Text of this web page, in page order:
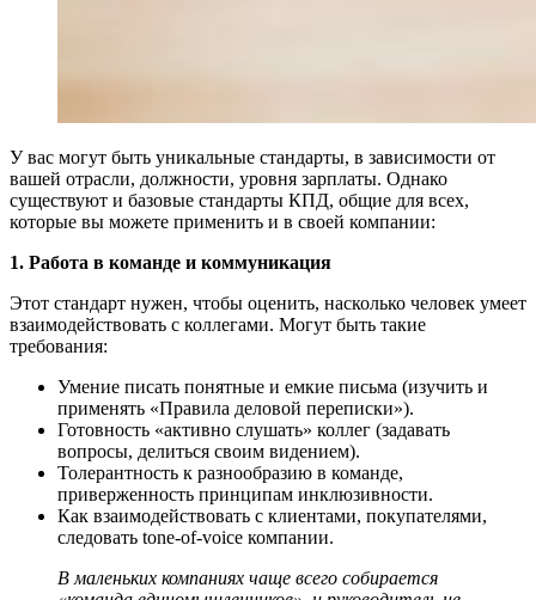
У вас могут быть уникальные стандарты, в зависимости от
вашей отрасли, должности, уровня зарплаты. Однако
существуют и базовые стандарты КПД, общие для всех,
которые вы можете применить и в своей компании:
1. Работа в команде и коммуникация
Этот стандарт нужен, чтобы оценить, насколько человек умеет
взаимодействовать с коллегами. Могут быть такие
требования:
Умение писать понятные и емкие письма (изучить и
применять «Правила деловой переписки»).
Готовность «активно слушать» коллег (задавать
вопросы, делиться своим видением).
Толерантность к разнообразию в команде,
приверженность принципам инклюзивности.
Как взаимодействовать с клиентами, покупателями,
следовать tone-of-voice компании.
В маленьких компаниях чаще всего собирается